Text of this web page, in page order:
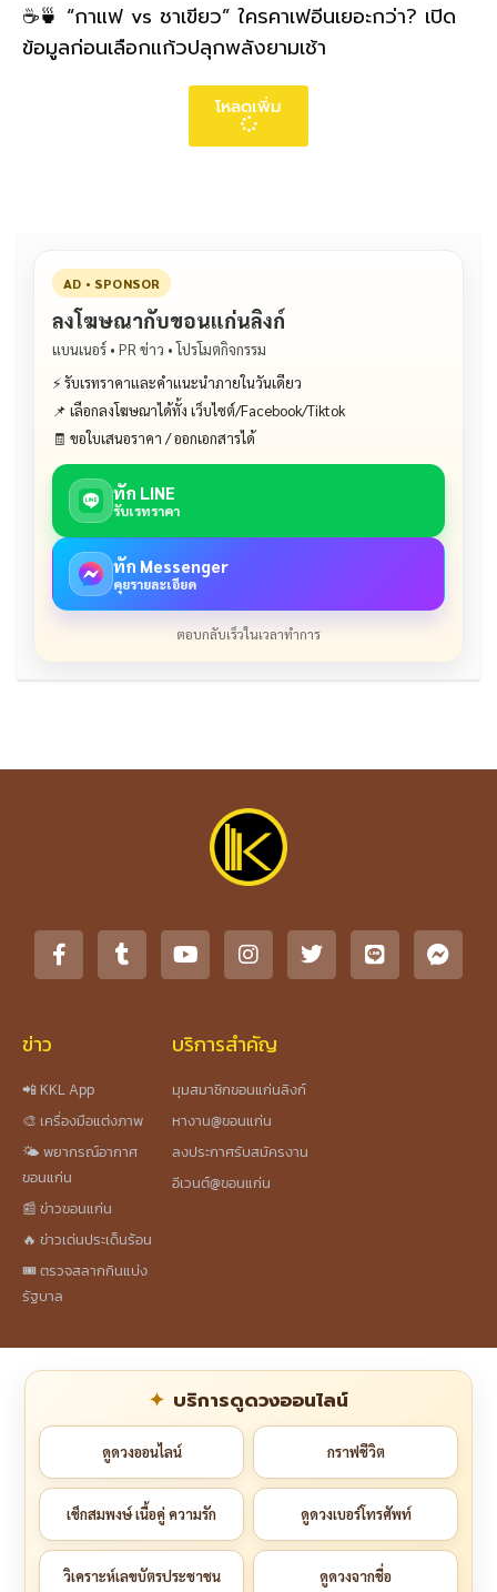
☕🍵 “กาแฟ vs ชาเขียว” ใครคาเฟอีนเยอะกว่า? เปิด
ข้อมูลก่อนเลือกแก้วปลุกพลังยามเช้า
โหลดเพิ่ม
AD • SPONSOR
ลงโฆษณากับขอนแก่นลิงก์
แบนเนอร์ • PR ข่าว • โปรโมตกิจกรรม
⚡ รับเรทราคาและคำแนะนำภายในวันเดียว
📌 เลือกลงโฆษณาได้ทั้ง เว็บไซต์/Facebook/Tiktok
🧾 ขอใบเสนอราคา / ออกเอกสารได้
ทัก LINE
รับเรทราคา
ทัก Messenger
คุยรายละเอียด
ตอบกลับเร็วในเวลาทำการ
ข่าว
📲 KKL App
🎨 เครื่องมือแต่งภาพ
🌤️ พยากรณ์อากาศ
ขอนแก่น
📰 ข่าวขอนแก่น
🔥 ข่าวเด่นประเด็นร้อน
🎟️ ตรวจสลากกินแบ่ง
รัฐบาล
บริการสำคัญ
มุมสมาชิกขอนแก่นลิงก์
หางาน@ขอนแก่น
ลงประกาศรับสมัครงาน
อีเวนต์@ขอนแก่น
บริการดูดวงออนไลน์
ดูดวงออนไลน์ กราฟชีวิต
เช็กสมพงษ์ เนื้อคู่ ความรัก ดูดวงเบอร์โทรศัพท์
วิเคราะห์เลขบัตรประชาชน ดูดวงจากชื่อ